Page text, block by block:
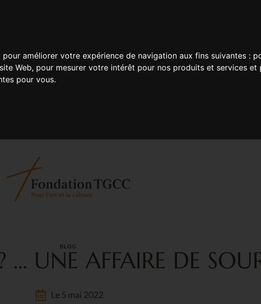
améliorer votre expérience de navigation aux fins suivantes :
Web, pour mesurer votre intérêt pour nos produits et services et
pour vous.
BLOG
… UNE AFFAIRE DE
Le 5 mai 2022